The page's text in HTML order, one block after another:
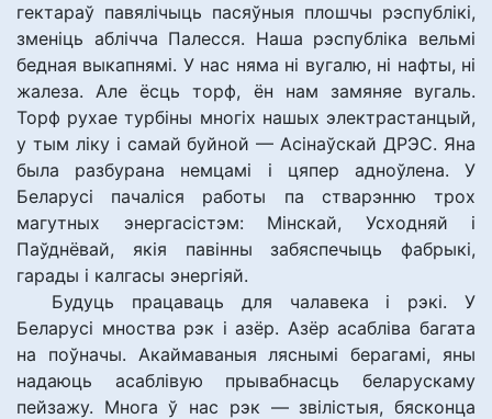
гектараў павялічыць пасяўныя плошчы рэспублікі,
зменіць аблічча Палесся. Наша рэспубліка вельмі
бедная выкапнямі. У нас няма ні вугалю, ні нафты, ні
жалеза. Але ёсць торф, ён нам замяняе вугаль.
Торф рухае турбіны многіх нашых электрастанцый,
у тым ліку і самай буйной — Асінаўскай ДРЭС. Яна
была разбурана немцамі і цяпер адноўлена. У
Беларусі пачаліся работы па стварэнню трох
магутных энергасістэм: Мінскай, Усходняй і
Паўднёвай, якія павінны забяспечыць фабрыкі,
гарады і калгасы энергіяй.
Будуць працаваць для чалавека і рэкі. У
Беларусі мноства рэк і азёр. Азёр асабліва багата
на поўначы. Акаймаваныя ляснымі берагамі, яны
надаюць асаблівую прывабнасць беларускаму
пейзажу. Многа ў нас рэк — звілістыя, бясконца